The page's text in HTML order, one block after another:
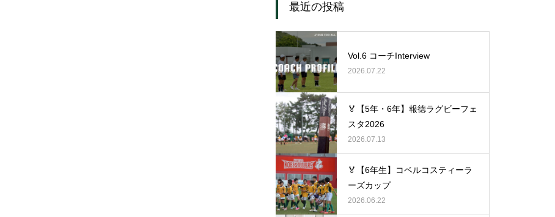
最近の投稿
Vol.6 コーチInterview
2026.07.22
🏅【5年・6年】報徳ラグビーフェ
スタ2026
2026.07.13
🏅【6年生】コベルコスティーラ
ーズカップ
2026.06.22